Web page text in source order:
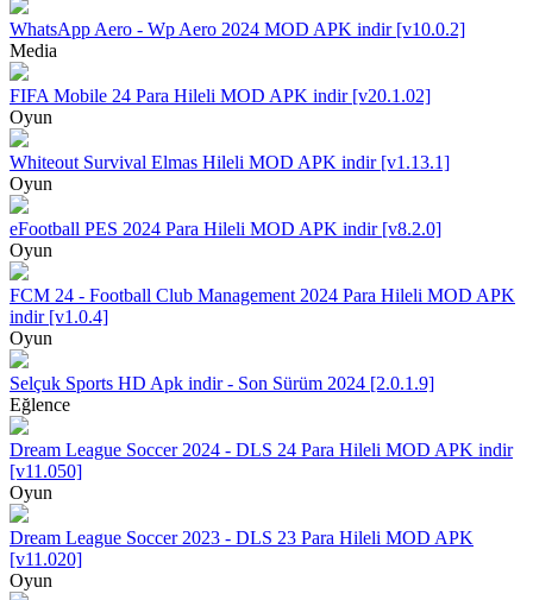
WhatsApp Aero - Wp Aero 2024 MOD APK indir [v10.0.2]
Media
FIFA Mobile 24 Para Hileli MOD APK indir [v20.1.02]
Oyun
Whiteout Survival Elmas Hileli MOD APK indir [v1.13.1]
Oyun
eFootball PES 2024 Para Hileli MOD APK indir [v8.2.0]
Oyun
FCM 24 - Football Club Management 2024 Para Hileli MOD APK
indir [v1.0.4]
Oyun
Selçuk Sports HD Apk indir - Son Sürüm 2024 [2.0.1.9]
Eğlence
Dream League Soccer 2024 - DLS 24 Para Hileli MOD APK indir
[v11.050]
Oyun
Dream League Soccer 2023 - DLS 23 Para Hileli MOD APK
[v11.020]
Oyun